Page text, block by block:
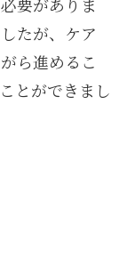
たが、ケア
ら進めるこ
とができまし